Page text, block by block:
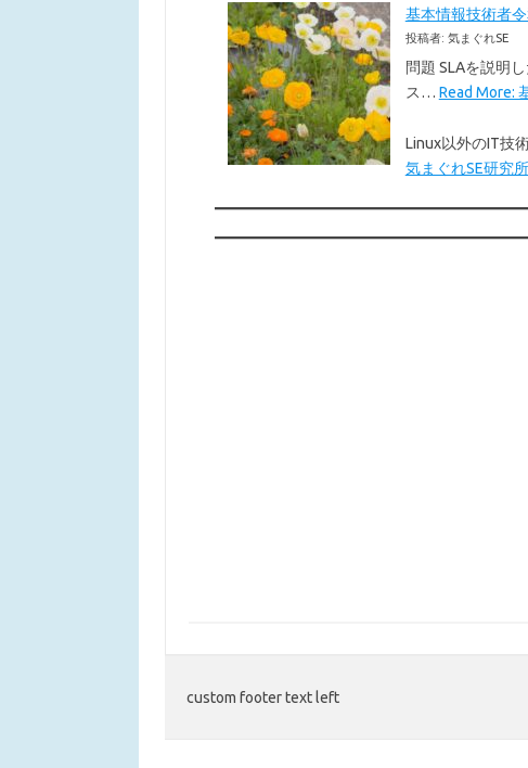
基本情報技術者
投稿者: 気まぐれSE
問題 SLAを説明
ス… Read More:
Linux以外のIT技
気まぐれSE研究
custom footer text left